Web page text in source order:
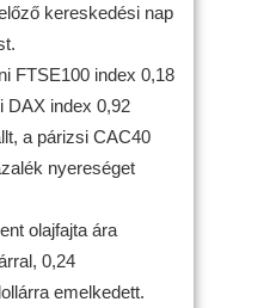
kereskedési nap
FTSE100 index 0,18
DAX index 0,92
a párizsi CAC40
nyereséget
olajfajta ára
0,24
emelkedett.